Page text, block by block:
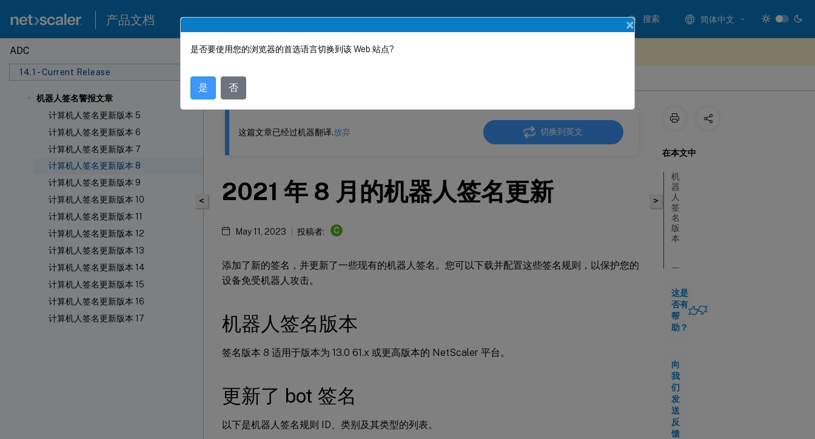
产品文档 搜索 简体中文
ADC
14.1 - Current Release
机器人签名警报文章
计算机人签名更新版本 5
计算机人签名更新版本 6
计算机人签名更新版本 7
计算机人签名更新版本 8
计算机人签名更新版本 9
计算机人签名更新版本 10
计算机人签名更新版本 11
计算机人签名更新版本 12
计算机人签名更新版本 13
计算机人签名更新版本 14
计算机人签名更新版本 15
计算机人签名更新版本 16
计算机人签名更新版本 17
此内容已经过机器动态翻译。
<
这篇文章已经过机器翻译.放弃 切换到英文
2021 年 8 月的机器人签名更新
May 11, 2023 投稿者: C
添加了新的签名，并更新了一些现有的机器人签名。您可以下载并配置这些签名规则，以保护您的
设备免受机器人攻击。
机器人签名版本
签名版本 8 适用于版本为 13.0 61.x 或更高版本的 NetScaler 平台。
更新了 bot 签名
以下是机器人签名规则 ID、类别及其类型的列表。
>
在本文中
机
器
人
签
名
版
本
更
了
bot
签
名
的
机
器
人
签
名
这是
否有
帮
助？
向
我
们
发
送
反
馈
×
是否要使用您的浏览器的首选语言切换到该 Web 站点?
是 否